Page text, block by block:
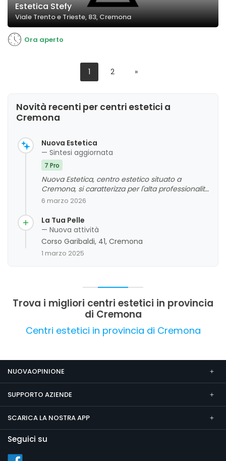
Estetica Stefy
Viale Trento e Trieste, 83, Cremona
Ora aperto
1 2 »
Novità recenti per centri estetici a
Cremona
Nuova Estetica
— Sintesi aggiornata
7 Pro
Nuova Estetica, centro estetico situato a
Cremona, si caratterizza per l'alta professionalità
e cortesia del suo staff, che viene
e l'attenzione alle esigenze dei clienti. La qualità
dei trattamenti e l'ambiente pulito e accogliente
contribuiscono a un giudizio complessivo molto
positivo. Non emergono criticità significative
nelle recensioni analizzate.
6 marzo 2026
La Tua Pelle
— Nuova attività
Corso Garibaldi, 41, Cremona
1 marzo 2025
Trova i migliori centri estetici in provincia
di Cremona
Centri estetici in provincia di Cremona
NUOVAOPINIONE
SUPPORTO AZIENDE
SCARICA LA NOSTRA APP
Seguici su